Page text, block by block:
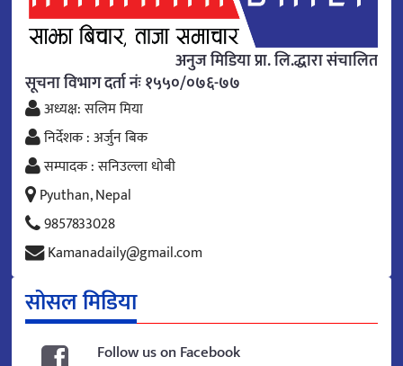
अनुज मिडिया प्रा. लि.द्धारा संचालित
सूचना विभाग दर्ता नंः १५५०/०७६-७७
अध्यक्ष: सलिम मिया
निर्देशक : अर्जुन बिक
सम्पादक : सनिउल्ला धोबी
Pyuthan, Nepal
9857833028
Kamanadaily@gmail.com
सोसल मिडिया
Follow us on Facebook